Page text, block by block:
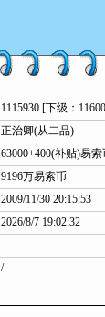
1115930 [下级：
正治卿(从二品)
63000+400(补贴)易索
9196万易索币
2009/11/30 20:15:53
2026/8/7 19:02:32
/